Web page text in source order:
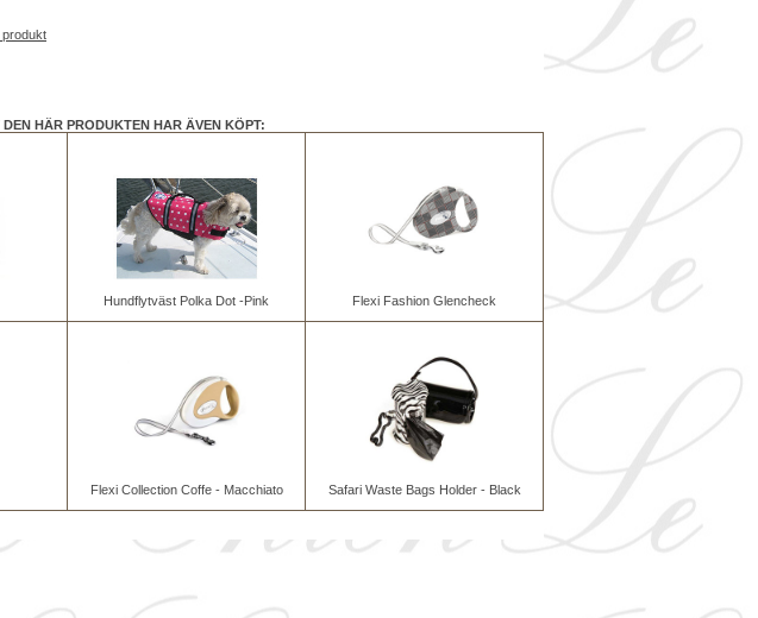
produkt
HÄR PRODUKTEN HAR ÄVEN KÖPT:
Hundflytväst Polka Dot -Pink Flexi Fashion Glencheck
Flexi Collection Coffe - Macchiato Safari Waste Bags Holder - Black